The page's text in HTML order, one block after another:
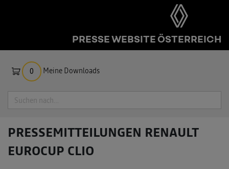
PRESSE WEBSITE ÖSTERREICH
0 Meine Downloads
Suche
PRESSEMITTEILUNGEN RENAULT
EUROCUP CLIO